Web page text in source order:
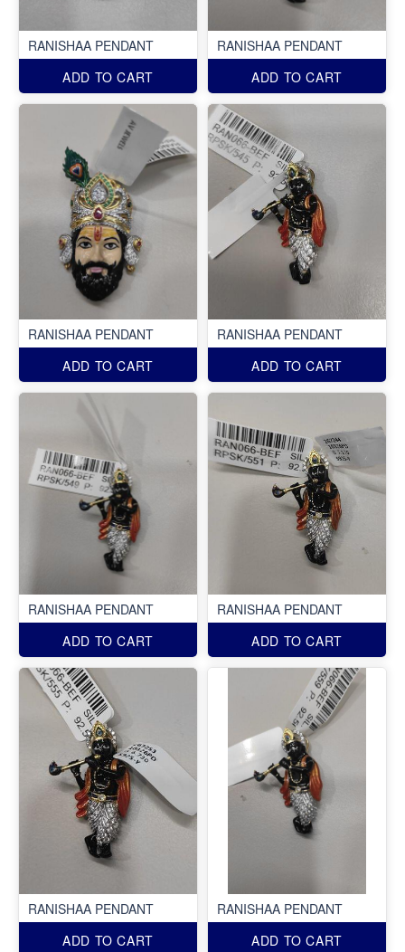
RANISHAA PENDANT
ADD TO CART
RANISHAA PENDANT
ADD TO CART
RANISHAA PENDANT
ADD TO CART
RANISHAA PENDANT
ADD TO CART
RANISHAA PENDANT
ADD TO CART
RANISHAA PENDANT
ADD TO CART
RANISHAA PENDANT
ADD TO CART
RANISHAA PENDANT
ADD TO CART